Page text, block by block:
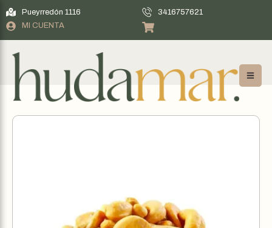
Pueyrredón 1116
3416757621
MI CUENTA